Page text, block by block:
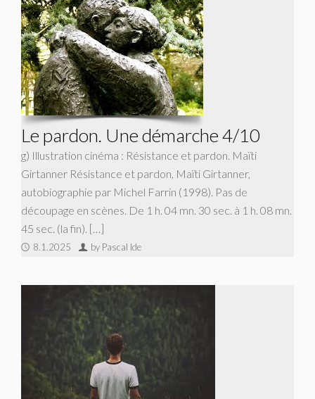
Le pardon. Une démarche 4/10
g) Illustration cinéma : Résistance et pardon. Maïti
Girtanner Résistance et pardon, Maïti Girtanner,
autobiographie par Michel Farrin (1998). Pas de
découpage en scènes. De 1 h. 04 mn. 30 sec. à 1 h. 08 mn.
45 sec. (la fin). […]
8.1.2025 by Pascal Ide